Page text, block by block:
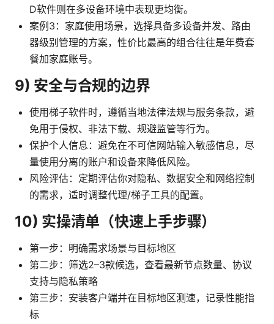
D软件则在多设备环境中表现更均衡。
案例3：家庭使用场景，选择具备多设备并发、路由
器级别管理的方案，性价比最高的组合往往是年费套
餐加家庭账号。
9) 安全与合规的边界
使用梯子软件时，遵循当地法律法规与服务条款，避
免用于侵权、非法下载、规避监管等行为。
保护个人信息：避免在不可信网站输入敏感信息，尽
量使用分离的账户和设备来降低风险。
风险评估：定期评估你对隐私、数据安全和网络控制
的需求，适时调整代理/梯子工具的配置。
10) 实操清单（快速上手步骤）
第一步：明确需求场景与目标地区
第二步：筛选2–3款候选，查看最新节点数量、协议
支持与隐私策略
第三步：安装客户端并在目标地区测速，记录性能指
标